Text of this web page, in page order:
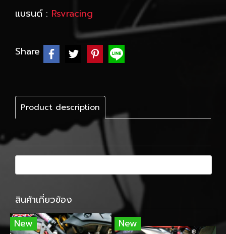
แบรนด์ : Rsvracing
Share
Product description
สินค้าเกี่ยวข้อง
New
New